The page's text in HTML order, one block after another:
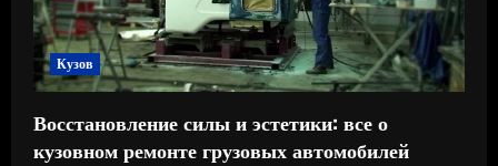
Кузов
Восстановление силы и эстетики: все о
кузовном ремонте грузовых автомобилей